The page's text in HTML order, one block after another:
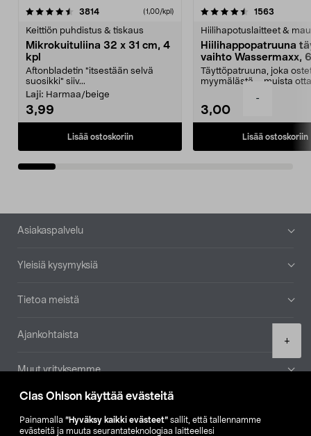
Clas Ohlson käyttää evästeitä
Painamalla ”Hyväksy kaikki evästeet” sallit, että tallennamme
evästeitä ja muuta seurantateknologiaa laitteellesi
-
+
3814arvostelut (1,00/kpl)
Keittiön puhdistus & tiskaus
Mikrokuituliina 32 x 31 cm, 4
kpl
Aftonbladetin "itsestään selvä
suosikki" siiv...
Laji: Harmaa/beige
3,99
Lisää ostoskoriin
4.5viidestä
1563
Hiilihapotuslaitteet &
Hiilihappopatruuna
vaihto Wassermaxx,
Täyttöpatruuna, joka
myymälästä – muista
3,00
Lisää ostoskoriin
4.5viidestä
Alatunniste
Asiakaspalvelu
Yleisiä kysymyksiä
Tietoa meistä
Ajankohtaista
Muut yrityksemme
Etsi myymälä